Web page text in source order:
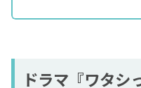
ドラマ『ワタシ